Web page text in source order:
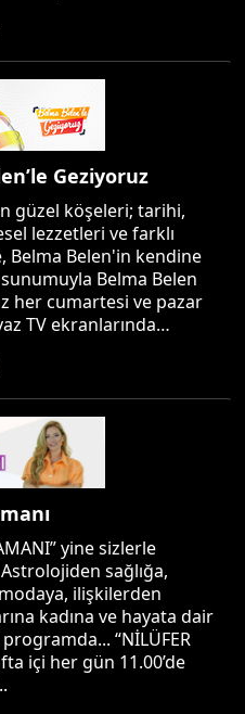
Geziyoruz
güzel köşeleri; tarihi,
lezzetleri ve farklı
Belma Belen'in kendine
Belma Belen
her cumartesi ve pazar
TV ekranlarında…
yine sizlerle
sağlığa,
ilişkilerden
kadına ve hayata dair
“NİLÜFER
içi her gün 11.00’de